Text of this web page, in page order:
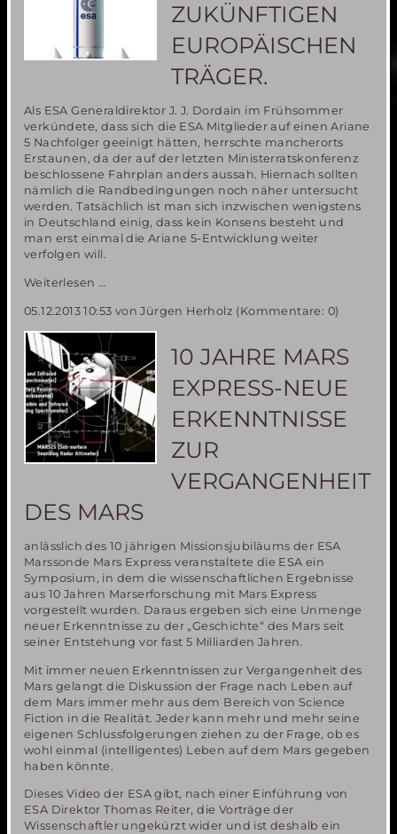
ZUKÜNFTIGEN
EUROPÄISCHEN
TRÄGER.
Als ESA Generaldirektor J. J. Dordain im Frühsommer
verkündete, dass sich die ESA Mitglieder auf einen Ariane
5 Nachfolger geeinigt hätten, herrschte mancherorts
Erstaunen, da der auf der letzten Ministerratskonferenz
beschlossene Fahrplan anders aussah. Hiernach sollten
nämlich die Randbedingungen noch näher untersucht
werden. Tatsächlich ist man sich inzwischen wenigstens
in Deutschland einig, dass kein Konsens besteht und
man erst einmal die Ariane 5-Entwicklung weiter
verfolgen will.
Weiterlesen …
über
den
zukünftigen
europäischen
Träger.
05.12.2013 10:53 von Jürgen Herholz (Kommentare: 0)
10 JAHRE MARS
EXPRESS-NEUE
ERKENNTNISSE
ZUR
VERGANGENHEIT
DES MARS
anlässlich des 10 jährigen Missionsjubiläums der ESA
Marssonde Mars Express veranstaltete die ESA ein
Symposium, in dem die wissenschaftlichen Ergebnisse
aus 10 Jahren Marserforschung mit Mars Express
vorgestellt wurden. Daraus ergeben sich eine Unmenge
neuer Erkenntnisse zu der „Geschichte“ des Mars seit
seiner Entstehung vor fast 5 Milliarden Jahren.
Mit immer neuen Erkenntnissen zur Vergangenheit des
Mars gelangt die Diskussion der Frage nach Leben auf
dem Mars immer mehr aus dem Bereich von Science
Fiction in die Realität. Jeder kann mehr und mehr seine
eigenen Schlussfolgerungen ziehen zu der Frage, ob es
wohl einmal (intelligentes) Leben auf dem Mars gegeben
haben könnte.
Dieses Video der ESA gibt, nach einer Einführung von
ESA Direktor Thomas Reiter, die Vorträge der
Wissenschaftler ungekürzt wider und ist deshalb ein